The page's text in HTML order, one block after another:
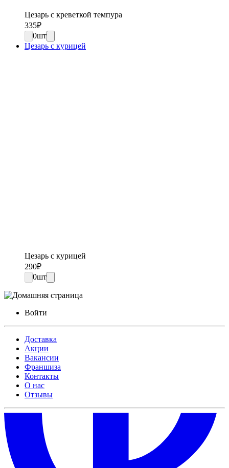
Цезарь с креветкой темпура
335₽
0шт
Цезарь с курицей
Цезарь с курицей
290₽
0шт
Войти
Доставка
Акции
Вакансии
Франшиза
Контакты
О нас
Отзывы